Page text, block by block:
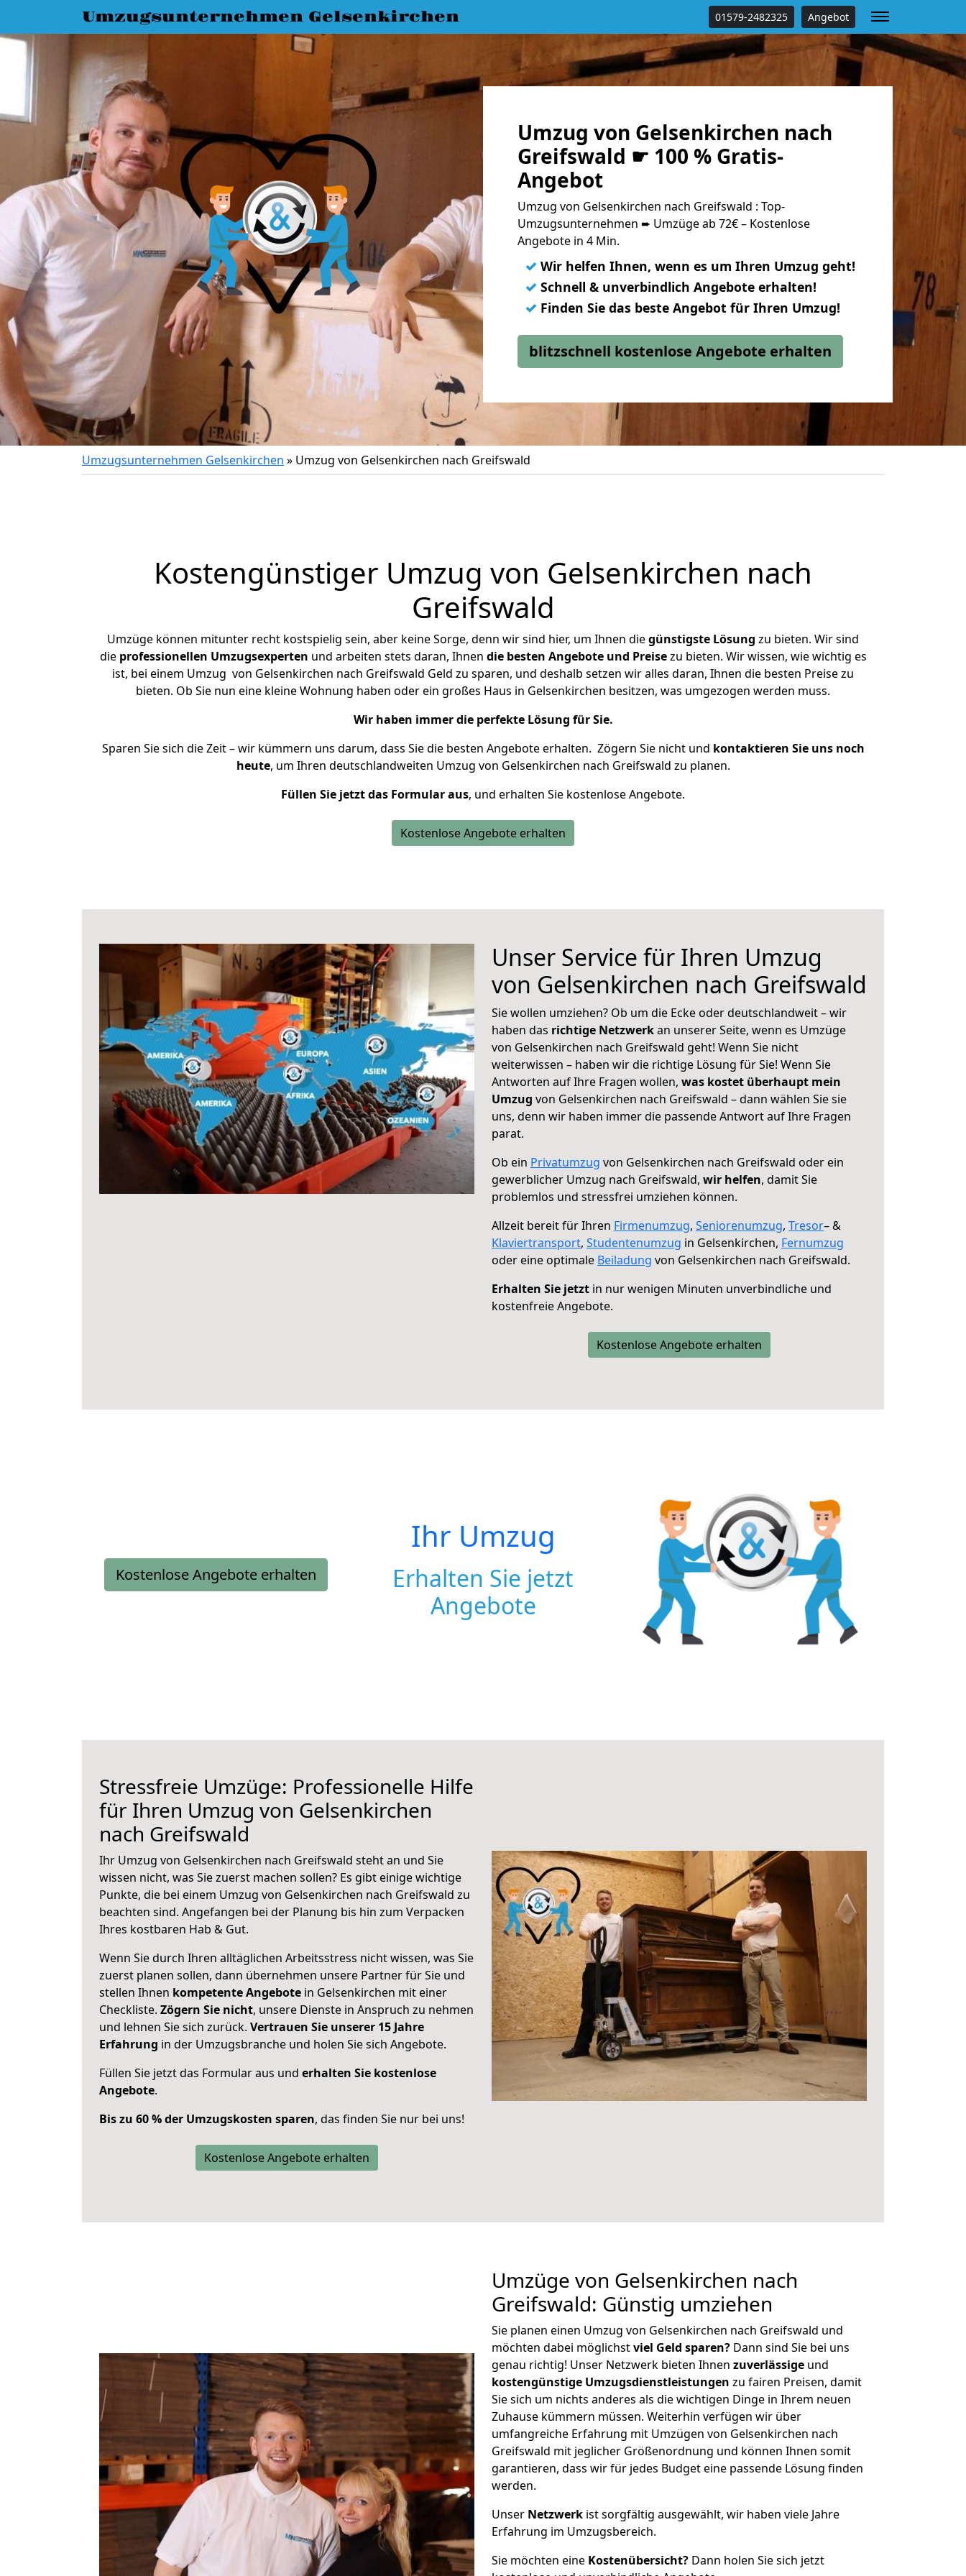
Umzugsunternehmen Gelsenkirchen 01579-2482325 Angebot
Umzug von Gelsenkirchen nach
Greifswald ☛ 100 % Gratis-
Angebot
Umzug von Gelsenkirchen nach Greifswald : Top-
Umzugsunternehmen ➨ Umzüge ab 72€ – Kostenlose
Angebote in 4 Min.
✓ Wir helfen Ihnen, wenn es um Ihren Umzug geht!
✓ Schnell & unverbindlich Angebote erhalten!
✓ Finden Sie das beste Angebot für Ihren Umzug!
blitzschnell kostenlose Angebote erhalten
Umzugsunternehmen Gelsenkirchen » Umzug von Gelsenkirchen nach Greifswald
Kostengünstiger Umzug von Gelsenkirchen nach
Greifswald
Umzüge können mitunter recht kostspielig sein, aber keine Sorge, denn wir sind hier, um Ihnen diegünstigste Lösung zu bieten. Wir sind
die professionellen Umzugsexperten und arbeiten stets daran, Ihnen die besten Angebote und Preisezu bieten. Wir wissen, wie wichtig es
ist, bei einem Umzug von Gelsenkirchen nach Greifswald Geld zu sparen, und deshalb setzen wir alles daran, Ihnen die besten Preise zu
bieten. Ob Sie nun eine kleine Wohnung haben oder ein großes Haus in Gelsenkirchen besitzen, was umgezogen werden muss.
Wir haben immer die perfekte Lösung für Sie.
Sparen Sie sich die Zeit – wir kümmern uns darum, dass Sie die besten Angebote erhalten. Zögern Sie nicht und kontaktieren Sie uns noch
heute, um Ihren deutschlandweiten Umzug von Gelsenkirchen nach Greifswald zu planen.
Füllen Sie jetzt das Formular aus, und erhalten Sie kostenlose Angebote.
Kostenlose Angebote erhalten
Unser Service für Ihren Umzug
von Gelsenkirchen nach Greifswald
Sie wollen umziehen? Ob um die Ecke oder deutschlandweit – wir
haben das richtige Netzwerkan unserer Seite, wenn es Umzüge
von Gelsenkirchen nach Greifswald geht! Wenn Sie nicht
weiterwissen – haben wir die richtige Lösung für Sie! Wenn Sie
Antworten auf Ihre Fragen wollen, was kostet überhaupt mein
Umzug von Gelsenkirchen nach Greifswald – dann wählen Sie sie
uns, denn wir haben immer die passende Antwort auf Ihre Fragen
parat.
Ob ein Privatumzug von Gelsenkirchen nach Greifswald oder ein
gewerblicher Umzug nach Greifswald, wir helfen, damit Sie
problemlos und stressfrei umziehen können.
Allzeit bereit für Ihren Firmenumzug, Seniorenumzug, Tresor– &
Klaviertransport, Studentenumzug in Gelsenkirchen, Fernumzug
oder eine optimale Beiladung von Gelsenkirchen nach Greifswald.
Erhalten Sie jetzt in nur wenigen Minuten unverbindliche und
kostenfreie Angebote.
Kostenlose Angebote erhalten
Kostenlose Angebote erhalten
Ihr Umzug
Erhalten Sie jetzt
Angebote
Stressfreie Umzüge: Professionelle Hilfe
für Ihren Umzug von Gelsenkirchen
nach Greifswald
Ihr Umzug von Gelsenkirchen nach Greifswald steht an und Sie
wissen nicht, was Sie zuerst machen sollen? Es gibt einige wichtige
Punkte, die bei einem Umzug von Gelsenkirchen nach Greifswald zu
beachten sind. Angefangen bei der Planung bis hin zum Verpacken
Ihres kostbaren Hab & Gut.
Wenn Sie durch Ihren alltäglichen Arbeitsstress nicht wissen, was Sie
zuerst planen sollen, dann übernehmen unsere Partner für Sie und
stellen Ihnen kompetente Angebote in Gelsenkirchen mit einer
Checkliste. Zögern Sie nicht, unsere Dienste in Anspruch zu nehmen
und lehnen Sie sich zurück. Vertrauen Sie unserer 15 Jahre
Erfahrung in der Umzugsbranche und holen Sie sich Angebote.
Füllen Sie jetzt das Formular aus und erhalten Sie kostenlose
Angebote.
Bis zu 60 % der Umzugskosten sparen, das finden Sie nur bei uns!
Kostenlose Angebote erhalten
Umzüge von Gelsenkirchen nach
Greifswald: Günstig umziehen
Sie planen einen Umzug von Gelsenkirchen nach Greifswald und
möchten dabei möglichstviel Geld sparen? Dann sind Sie bei uns
genau richtig! Unser Netzwerk bieten Ihnen zuverlässige und
kostengünstige Umzugsdienstleistungen zu fairen Preisen, damit
Sie sich um nichts anderes als die wichtigen Dinge in Ihrem neuen
Zuhause kümmern müssen. Weiterhin verfügen wir über
umfangreiche Erfahrung mit Umzügen von Gelsenkirchen nach
Greifswald mit jeglicher Größenordnung und können Ihnen somit
garantieren, dass wir für jedes Budget eine passende Lösung finden
werden.
Unser Netzwerk ist sorgfältig ausgewählt, wir haben viele Jahre
Erfahrung im Umzugsbereich.
Sie möchten eine Kostenübersicht? Dann holen Sie sich jetzt